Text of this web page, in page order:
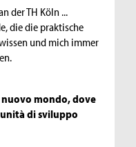
der TH Köln ...
die die praktische
und mich immer
nuovo mondo, dove
di sviluppo